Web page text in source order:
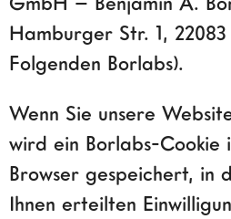
Hamburger Str. 1,
Folgenden Borlabs).
Wenn Sie unsere
wird ein Borlabs-Cookie
Browser gespeichert, in
Ihnen erteilten